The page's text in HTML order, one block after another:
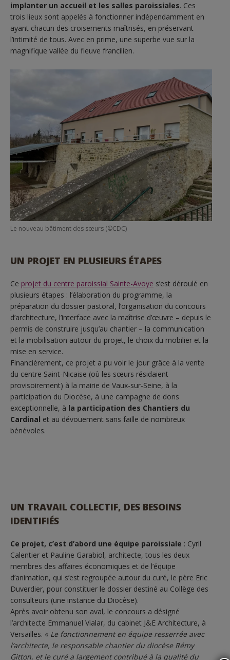
implanter un accueil et les salles paroissiales. Ces
trois lieux sont appelés à fonctionner indépendamment en
ayant chacun des croisements maîtrisés, en préservant
l’intimité de tous. Avec en prime, une superbe vue sur la
magnifique vallée du fleuve francilien.
Le nouveau bâtiment des sœurs (©CDC)
UN PROJET EN PLUSIEURS ÉTAPES
Ce projet du centre paroissial Sainte-Avoye s’est déroulé en
plusieurs étapes : l’élaboration du programme, la
préparation du dossier pastoral, l’organisation du concours
d’architecture, l’interface avec la maîtrise d’œuvre – depuis le
permis de construire jusqu’au chantier – la communication
et la mobilisation autour du projet, le choix du mobilier et la
mise en service.
Financièrement, ce projet a pu voir le jour grâce à la vente
du centre Saint-Nicaise (où les sœurs résidaient
provisoirement) à la mairie de Vaux-sur-Seine, à la
participation du Diocèse, à une campagne de dons
exceptionnelle, à la participation des Chantiers du
Cardinal et au dévouement sans faille de nombreux
bénévoles.
UN TRAVAIL COLLECTIF, DES BESOINS
IDENTIFIÉS
Ce projet, c’est d’abord une équipe paroissiale : Cyril
Calentier et Pauline Garabiol, architecte, tous les deux
membres des affaires économiques et de l’équipe
d’animation, qui s’est regroupée autour du curé, le père Eric
Duverdier, pour constituer le dossier destiné au Collège des
consulteurs (une instance du Diocèse).
Après avoir obtenu son aval, le concours a désigné
l’architecte Emmanuel Vialar, du cabinet J&E Architecture, à
Versailles. « Le fonctionnement en équipe resserrée avec
l’architecte, le responsable chantier du diocèse Rémy
Gitton, et le curé a largement contribué à la qualité du